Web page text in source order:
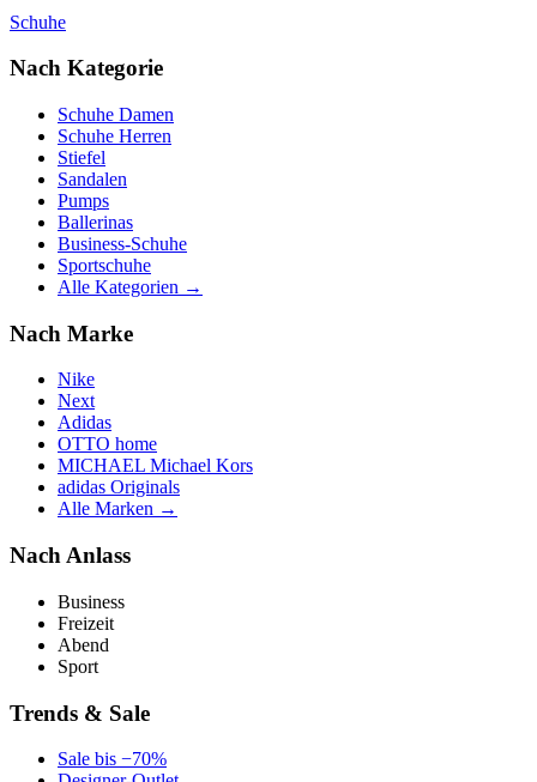
Schuhe
Nach Kategorie
Schuhe Damen
Schuhe Herren
Stiefel
Sandalen
Pumps
Ballerinas
Business-Schuhe
Sportschuhe
Alle Kategorien →
Nach Marke
Nike
Next
Adidas
OTTO home
MICHAEL Michael Kors
adidas Originals
Alle Marken →
Nach Anlass
Business
Freizeit
Abend
Sport
Trends & Sale
Sale bis −70%